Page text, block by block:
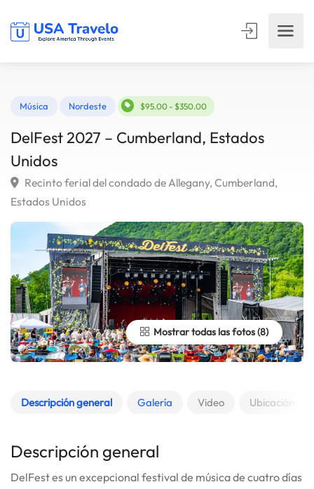
$95.00 - $350.00
DelFest 2027 – Cumberland, Estados
Unidos
Recinto ferial del condado de Allegany, Cumberland,
Estados Unidos
Mostrar todas las fotos
Descripción general Galería Video Ubicación
Descripción general
DelFest es un excepcional festival de música de cuatro días